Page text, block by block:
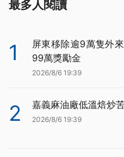
最多人閱讀
1
屏東移除逾9萬隻外
99萬獎勵金
2026/8/6 19:39
2 嘉義麻油廠低溫焙炒
2026/8/6 19:39